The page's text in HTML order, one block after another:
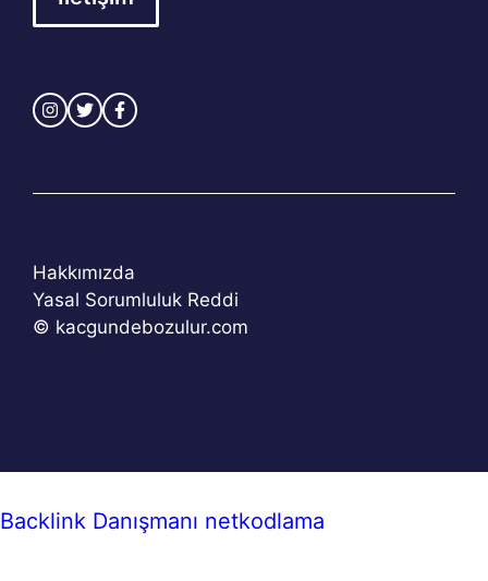
© kacgundebozulur.com
Hakkımızda
Yasal Sorumluluk Reddi
Backlink Danışmanı netkodlama